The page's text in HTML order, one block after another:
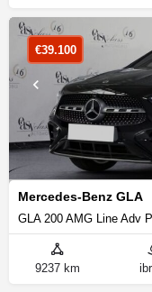
Mercedes-Benz GLA
GLA 200 AMG Line Adv
€39.100
9237 km